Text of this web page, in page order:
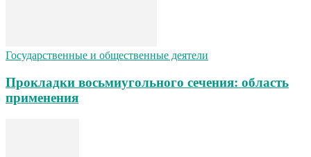
Государственные и общественные деятели
Прокладки восьмиугольного сечения: область
применения